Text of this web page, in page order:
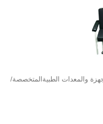
والمعدات الطبيةالمتخصصة/